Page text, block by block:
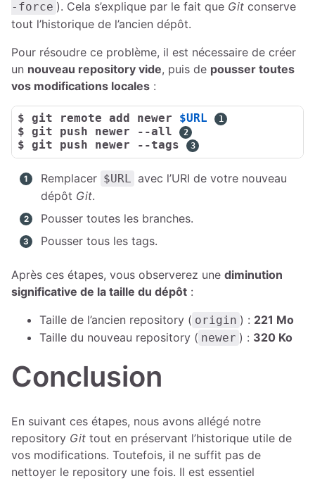
-force ). Cela s’explique par le fait que Git conserve
tout l’historique de l’ancien dépôt.
Pour résoudre ce problème, il est nécessaire de créer
un nouveau repository vide, puis de pousser toutes
vos modifications locales :
$ git remote add newer $URL
$ git push newer --all
$ git push newer --tags
1 Remplacer $URL avec l’URI de votre nouveau
dépôt Git.
2 Pousser toutes les branches.
3 Pousser tous les tags.
Après ces étapes, vous observerez une diminution
significative de la taille du dépôt :
Taille de l’ancien repository ( origin ) : 221 Mo
Taille du nouveau repository ( newer ) : 320 Ko
Conclusion
En suivant ces étapes, nous avons allégé notre
repository Git tout en préservant l’historique utile de
vos modifications. Toutefois, il ne suffit pas de
nettoyer le repository une fois. Il est essentiel